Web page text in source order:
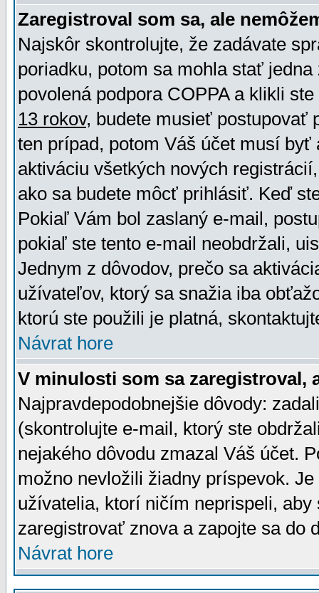
Zaregistroval som sa, ale
Najskôr skontrolujte, že zadávate
poriadku, potom sa mohla stať
povolená podpora COPPA a klikli
13 rokov, budete musieť postupovať
ten prípad, potom Váš účet musí
aktiváciu všetkých nových
ako sa budete môcť prihlásiť. Keď
Pokiaľ Vám bol zaslaný e-mail,
pokiaľ ste tento e-mail neobdržali,
Jednym z dôvodov, prečo sa
užívateľov, ktorý sa snažia iba
ktorú ste použili je platná,
Návrat hore
V minulosti som sa zaregistroval,
Najpravdepodobnejšie dôvody:
(skontrolujte e-mail, ktorý ste
nejakého dôvodu zmazal Váš účet.
možno nevložili žiadny príspevok.
užívatelia, ktorí ničím neprispeli,
zaregistrovať znova a zapojte sa do
Návrat hore